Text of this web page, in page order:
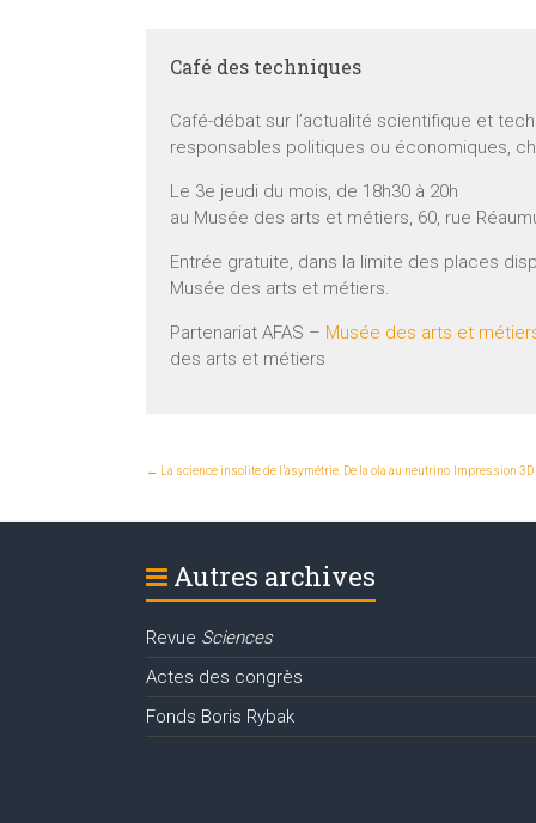
Café des techniques
Café-débat sur l’actualité scientifique et
responsables politiques ou économiques,
Le 3e jeudi du mois, de 18h30 à 20h
au Musée des arts et métiers, 60, rue
Entrée gratuite, dans la limite des places
Musée des arts et métiers.
Partenariat AFAS – Musée des arts et
des arts et métiers
← La science insolite de l’asymétrie. De la ola au neutrino Impression
Autres archives
Revue Sciences
Actes des congrès
Fonds Boris Rybak